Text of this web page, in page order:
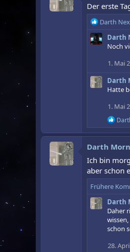
o
n
e
n
Der erste
R
e
a
o
n
Darth
Darth
Noch
1. Mai
Darth
Hatte
1. Mai
R
e
a
k
t
i
n
e
n
:
Darth
Ich bin
aber schon
Frühere
Darth
Daher
schon
28.